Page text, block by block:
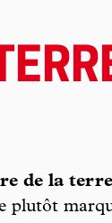
de la
plutôt